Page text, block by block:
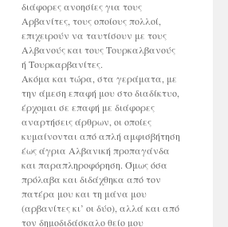
διάφορες ανοησίες για τους
Αρβανίτες, τους οποίους πολλοί,
επιχειρούν να ταυτίσουν με τους
Αλβανούς και τους Τουρκαλβανούς
ή Τουρκαρβανίτες.
Ακόμα και τώρα, στα γεράματα, με
την άμεση επαφή μου στο διαδίκτυο,
έρχομαι σε επαφή με διάφορες
αναρτήσεις άρθρων, οι οποίες
κυμαίνονται από απλή αμφισβήτηση
έως άγρια Αλβανική προπαγάνδα
και παραπληροφόρηση. Όμως όσα
πρόλαβα και διδάχθηκα από τον
πατέρα μου και τη μάνα μου
(αρβανίτες κι’ οι δύο), αλλά και από
τον δημοδιδάσκαλο θείο μου